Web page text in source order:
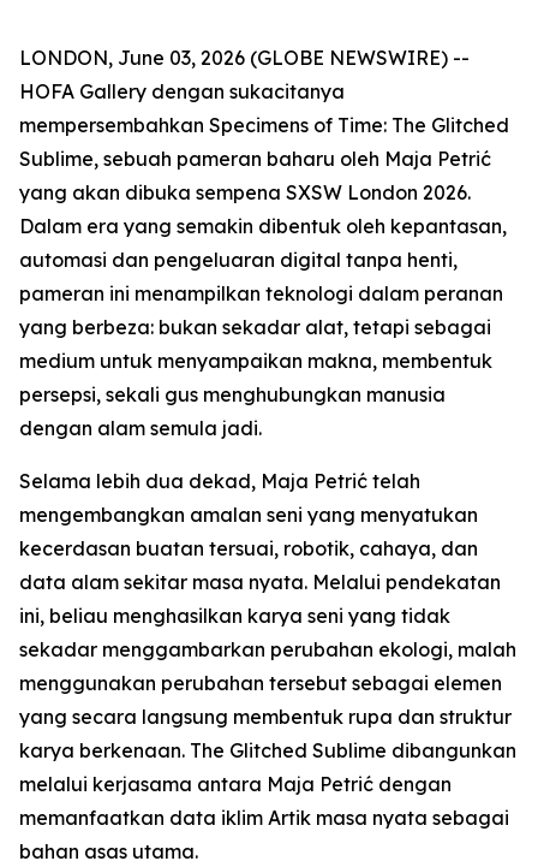
LONDON, June 03, 2026 (GLOBE NEWSWIRE) --
HOFA Gallery dengan sukacitanya
mempersembahkan Specimens of Time: The Glitched
Sublime, sebuah pameran baharu oleh Maja Petrić
yang akan dibuka sempena SXSW London 2026.
Dalam era yang semakin dibentuk oleh kepantasan,
automasi dan pengeluaran digital tanpa henti,
pameran ini menampilkan teknologi dalam peranan
yang berbeza: bukan sekadar alat, tetapi sebagai
medium untuk menyampaikan makna, membentuk
persepsi, sekali gus menghubungkan manusia
dengan alam semula jadi.
Selama lebih dua dekad, Maja Petrić telah
mengembangkan amalan seni yang menyatukan
kecerdasan buatan tersuai, robotik, cahaya, dan
data alam sekitar masa nyata. Melalui pendekatan
ini, beliau menghasilkan karya seni yang tidak
sekadar menggambarkan perubahan ekologi, malah
menggunakan perubahan tersebut sebagai elemen
yang secara langsung membentuk rupa dan struktur
karya berkenaan. The Glitched Sublime dibangunkan
melalui kerjasama antara Maja Petrić dengan
memanfaatkan data iklim Artik masa nyata sebagai
bahan asas utama.